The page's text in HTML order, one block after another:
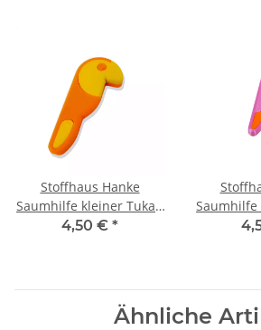
Stoffhaus Hanke
Saumhilfe kleiner Tukan
orange 1 Stück
4,50 € *
Ähnliche